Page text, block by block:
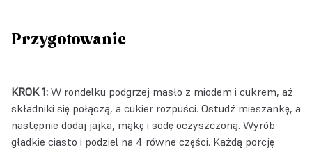
Przygotowanie
KROK 1: W rondelku podgrzej masło z miodem i cukrem, aż
składniki się połączą, a cukier rozpuści. Ostudź mieszankę, a
następnie dodaj jajka, mąkę i sodę oczyszczoną. Wyrób
gładkie ciasto i podziel na 4 równe części. Każdą porcję